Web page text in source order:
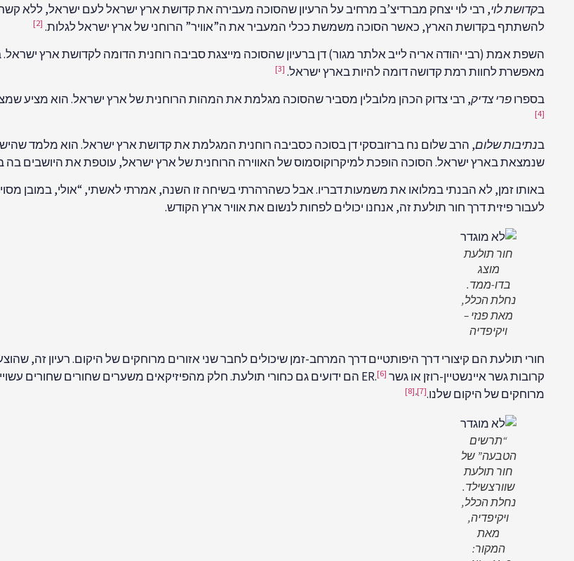
בקדושת לוי, רבי לוי יצחק מברדיצ’ב מרחיב על הרעיון שהסוכה מעבירה את קדושת ארץ ישראל לעם ישראל, ללא
להשתתף בקדושת הארץ, כאשר הסוכה משמשת ככלי המעביר את ה”אוויר” הרוחני של ארץ ישראל לגלות. [2]
השפת אמת (רבי יהודה אריה לייב אלתר מגור) דן ברעיון שהסוכה מייצגת סביבה רוחנית הדומה לקדושת ארץ
מאפשרת לחוות רמת קדושה דומה להיות בארץ ישראל. [3]
בספרופרי צדיק, רבי צדוק הכהן מלובלין מסביר שהסוכה מגלמת את המהות הרוחנית של ארץ ישראל. הוא מציע
[4]
בנתיבות שלום, הרב שלום נח ברזובסקי דן בסוכה כסביבה רוחנית המגלמת את קדושת ארץ ישראל. הוא מלמד
שנמצאת בארץ ישראל. הסוכה הופכת למיקרוקוסמוס של האווירה הרוחנית של ארץ ישראל, עוטפת את היושבים בה
באותו זמן, לא הבנתי במלואו את משמעות דבריו. אבל כשהרהרתי בשיחה זו השנה, אמרתי לאשתי, “אולי, במובן
לעבור פיזית דרך חור תולעת זה, אנחנו יכולים לפחות לנשום את אוויר ארץ הקודש.
חור תולעת
מוצג
בדו-ממד.
נחלת הכלל,
מאת פנזי –
ויקיפדיה
קרובות גשר איינשטיין-רוזן או גשר ER. [6]
הם ידועים גם כחורי תולעת. חלק מהפיזיקאים משערים שחורים שחורים
מרוחקים של היקום שלנו.[7]
[8]
“תרשים
הטבעה” של
חור תולעת
שוורצשילד.
נחלת הכלל,
ויקיפדיה,
מאת
המקור: